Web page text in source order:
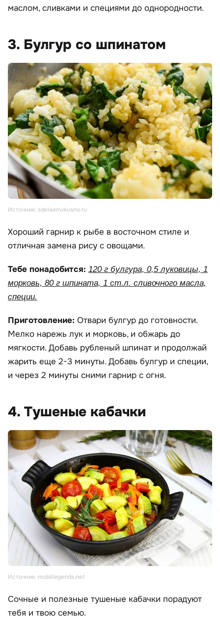
маслом, сливками и специями до однородности.
3. Булгур со шпинатом
Источник: sdelaemvkusno.ru
Хороший гарнир к рыбе в восточном стиле и
отличная замена рису с овощами.
Тебе понадобится: 120 г булгура, 0,5 луковицы, 1
морковь, 80 г шпината, 1 ст.л. сливочного масла,
специи.
Приготовление: Отвари булгур до готовности.
Мелко нарежь лук и морковь, и обжарь до
мягкости. Добавь рубленый шпинат и продолжай
жарить еще 2-3 минуты. Добавь булгур и специи,
и через 2 минуты сними гарнир с огня.
4. Тушеные кабачки
Источник: mobillegends.net
Сочные и полезные тушеные кабачки порадуют
тебя и твою семью.